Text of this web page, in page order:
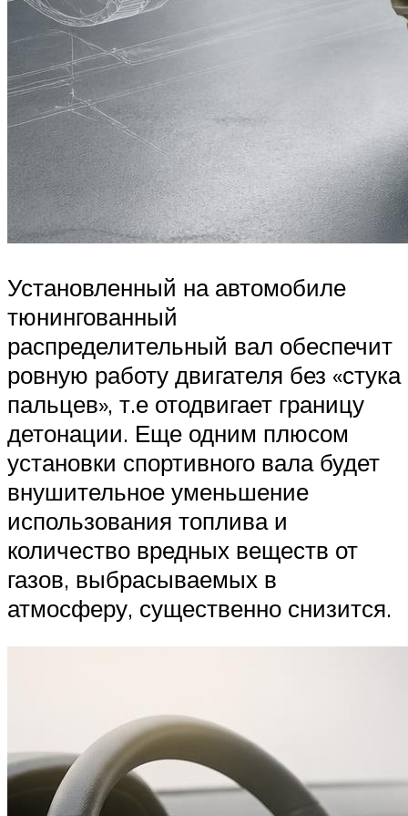
Установленный на автомобиле
тюнингованный
распределительный вал обеспечит
ровную работу двигателя без «стука
пальцев», т.е отодвигает границу
детонации. Еще одним плюсом
установки спортивного вала будет
внушительное уменьшение
использования топлива и
количество вредных веществ от
газов, выбрасываемых в
атмосферу, существенно снизится.